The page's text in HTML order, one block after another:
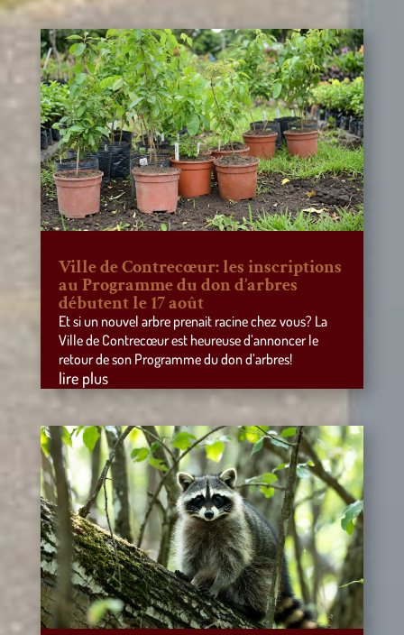
Ville de Contrecœur: les inscriptions
au Programme du don d’arbres
débutent le 17 août
Et si un nouvel arbre prenait racine chez vous? La
Ville de Contrecœur est heureuse d’annoncer le
retour de son Programme du don d’arbres!
lire plus